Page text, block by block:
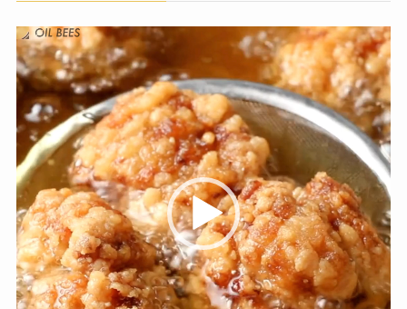
動
画
プ
レ
ー
ヤ
ー